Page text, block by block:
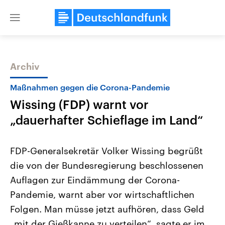
Close
Themen
Landtagswahl Sachsen-Anhalt
2026
Alle Informationen
Sachsen-Anhalt wählt am 6.
September 2026 einen neuen
Landtag. Seit 2021 wird das
Bundesland von einer Koalition aus
USA
Aktuelle Beiträge,
Hintergründe
Wirtschaftlich und
gehören die Vereinigten
den mächtigsten Ländern
mit großem Einfluss auf
Archiv
Maßnahmen gegen die Corona-Pandemie
Wissing (FDP) warnt vor
„dauerhafter Schieflage im Land“
FDP-Generalsekretär Volker Wissing begrüßt
die von der Bundesregierung beschlossenen
Auflagen zur Eindämmung der Corona-
Pandemie, warnt aber vor wirtschaftlichen
Folgen. Man müsse jetzt aufhören, dass Geld